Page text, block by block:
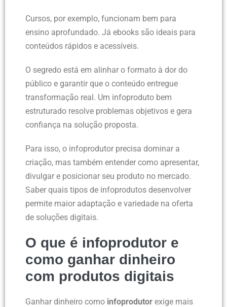
Cursos, por exemplo, funcionam bem para
ensino aprofundado. Já ebooks são ideais para
conteúdos rápidos e acessíveis.
O segredo está em alinhar o formato à dor do
público e garantir que o conteúdo entregue
transformação real. Um infoproduto bem
estruturado resolve problemas objetivos e gera
confiança na solução proposta.
Para isso, o infoprodutor precisa dominar a
criação, mas também entender como apresentar,
divulgar e posicionar seu produto no mercado.
Saber quais tipos de infoprodutos desenvolver
permite maior adaptação e variedade na oferta
de soluções digitais.
O que é infoprodutor e
como ganhar dinheiro
com produtos digitais
Ganhar dinheiro como infoprodutor exige mais